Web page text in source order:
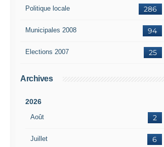
286
Politique locale
94
Municipales 2008
25
Elections 2007
Archives
2026
Août 2
Juillet 6